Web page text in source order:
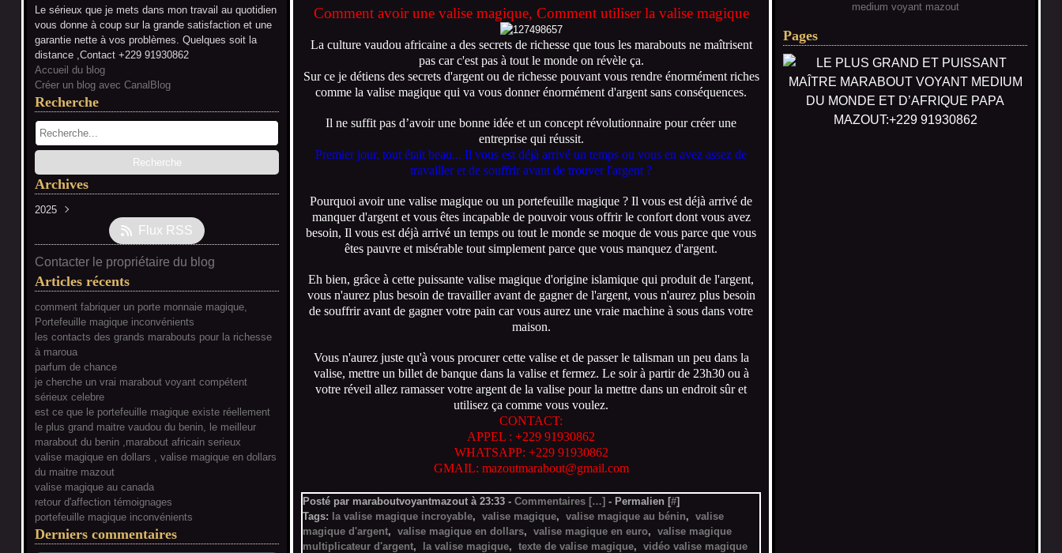
Le sérieux que je mets dans mon travail au quotidien
vous donne à coup sur la grande satisfaction et une
garantie nette à vos problèmes. Quelques soit la
distance ,Contact +229 91930862
Accueil du blog
Créer un blog avec CanalBlog
Recherche
Archives
2025
(149) Flux RSS
Contacter le propriétaire du blog
Articles récents
comment fabriquer un porte monnaie magique,
Portefeuille magique inconvénients
les contacts des grands marabouts pour la richesse
à maroua
parfum de chance
je cherche un vrai marabout voyant compétent
sérieux celebre
est ce que le portefeuille magique existe réellement
le plus grand maitre vaudou du benin, le meilleur
marabout du benin ,marabout africain serieux
valise magique en dollars , valise magique en dollars
du maitre mazout
valise magique au canada
retour d'affection témoignages
portefeuille magique inconvénients
Derniers commentaires
Comment avoir une valise magique, Comment utiliser la valise magique
La culture vaudou africaine a des secrets de richesse que tous les marabouts ne maîtrisent
pas car c'est pas à tout le monde on révèle ça.
Sur ce je détiens des secrets d'argent ou de richesse pouvant vous rendre énormément riches
comme la valise magique qui va vous donner énormément d'argent sans conséquences.
Il ne suffit pas d’avoir une bonne idée et un concept révolutionnaire pour créer une
entreprise qui réussit.
Premier jour, tout était beau... Il vous est déjà arrivé un temps ou vous en avez assez de
travailler et de souffrir avant de trouver l'argent ?
Pourquoi avoir une valise magique ou un portefeuille magique ? Il vous est déjà arrivé de
manquer d'argent et vous êtes incapable de pouvoir vous offrir le confort dont vous avez
besoin, Il vous est déjà arrivé un temps ou tout le monde se moque de vous parce que vous
êtes pauvre et misérable tout simplement parce que vous manquez d'argent.
Eh bien, grâce à cette puissante valise magique d'origine islamique qui produit de l'argent,
vous n'aurez plus besoin de travailler avant de gagner de l'argent, vous n'aurez plus besoin
de souffrir avant de gagner votre pain car vous aurez une vraie machine à sous dans votre
maison.
Vous n'aurez juste qu'à vous procurer cette valise et de passer le talisman un peu dans la
valise, mettre un billet de banque dans la valise et fermez. Le soir à partir de 23h30 ou à
votre réveil allez ramasser votre argent de la valise pour la mettre dans un endroit sûr et
utilisez ça comme vous voulez.
CONTACT:
APPEL : +229 91930862
WHATSAPP: +229 91930862
GMAIL: mazoutmarabout@gmail.com
Posté par maraboutvoyantmazout à 23:33 - Commentaires […] - Permalien [#]
Tags: la valise magique incroyable, valise magique, valise magique au bénin, valise
magique d'argent, valise magique en dollars, valise magique en euro, valise magique
multiplicateur d'argent, la valise magique, texte de valise magique, vidéo valise magique
medium voyant mazout
Pages